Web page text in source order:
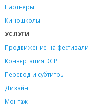
Партнеры
Киношколы
УСЛУГИ
Продвижение на фестивали
Конвертация DCP
Перевод и субтитры
Дизайн
Монтаж